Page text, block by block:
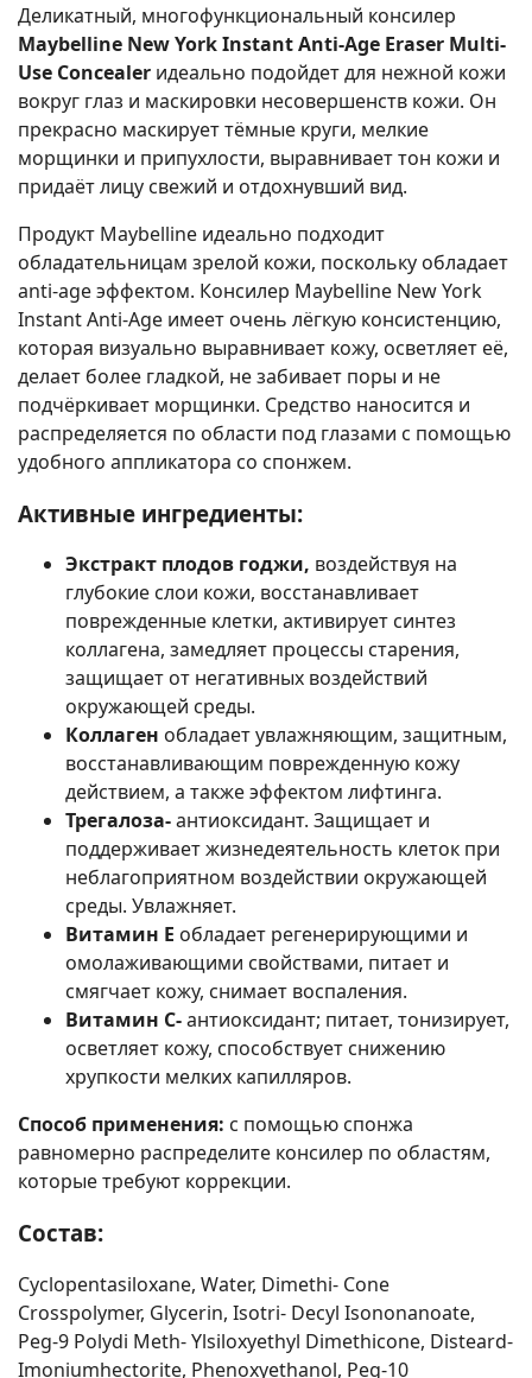
Деликатный, многофункциональный консилер
Maybelline New York Instant Anti-Age Eraser Multi-
Use Concealer идеально подойдет для нежной кожи
вокруг глаз и маскировки несовершенств кожи. Он
прекрасно маскирует тёмные круги, мелкие
морщинки и припухлости, выравнивает тон кожи и
придаёт лицу свежий и отдохнувший вид.
Продукт Maybelline идеально подходит
обладательницам зрелой кожи, поскольку обладает
anti-age эффектом. Консилер Maybelline New York
Instant Anti-Age имеет очень лёгкую консистенцию,
которая визуально выравнивает кожу, осветляет её,
делает более гладкой, не забивает поры и не
подчёркивает морщинки. Средство наносится и
распределяется по области под глазами с помощью
удобного аппликатора со спонжем.
Активные ингредиенты:
Экстракт плодов годжи, воздействуя на
глубокие слои кожи, восстанавливает
поврежденные клетки, активирует синтез
коллагена, замедляет процессы старения,
защищает от негативных воздействий
окружающей среды.
Коллаген обладает увлажняющим, защитным,
восстанавливающим поврежденную кожу
действием, а также эффектом лифтинга.
Трегалоза-антиоксидант. Защищает и
поддерживает жизнедеятельность клеток при
неблагоприятном воздействии окружающей
среды. Увлажняет.
Витамин Е обладает регенерирующими и
омолаживающими свойствами, питает и
смягчает кожу, снимает воспаления.
Витамин С-антиоксидант; питает, тонизирует,
осветляет кожу, способствует снижению
хрупкости мелких капилляров.
Способ применения: с помощью спонжа
равномерно распределите консилер по областям,
которые требуют коррекции.
Состав:
Cyclopentasiloxane, Water, Dimethi- Cone
Crosspolymer, Glycerin, Isotri- Decyl Isononanoate,
Peg-9 Polydi Meth- Ylsiloxyethyl Dimethicone, Disteard-
Imoniumhectorite, Phenoxyethanol, Peg-10